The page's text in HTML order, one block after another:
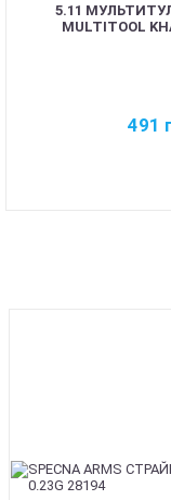
5.11
MULTITOOL
491